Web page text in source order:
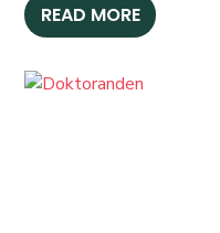
READ MORE